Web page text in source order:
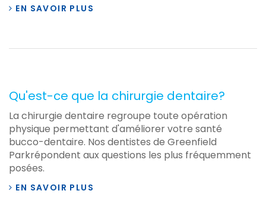
EN SAVOIR PLUS
Qu'est-ce que la chirurgie dentaire?
La chirurgie dentaire regroupe toute opération
physique permettant d'améliorer votre santé
bucco-dentaire. Nos dentistes de Greenfield
Parkrépondent aux questions les plus fréquemment
posées.
EN SAVOIR PLUS